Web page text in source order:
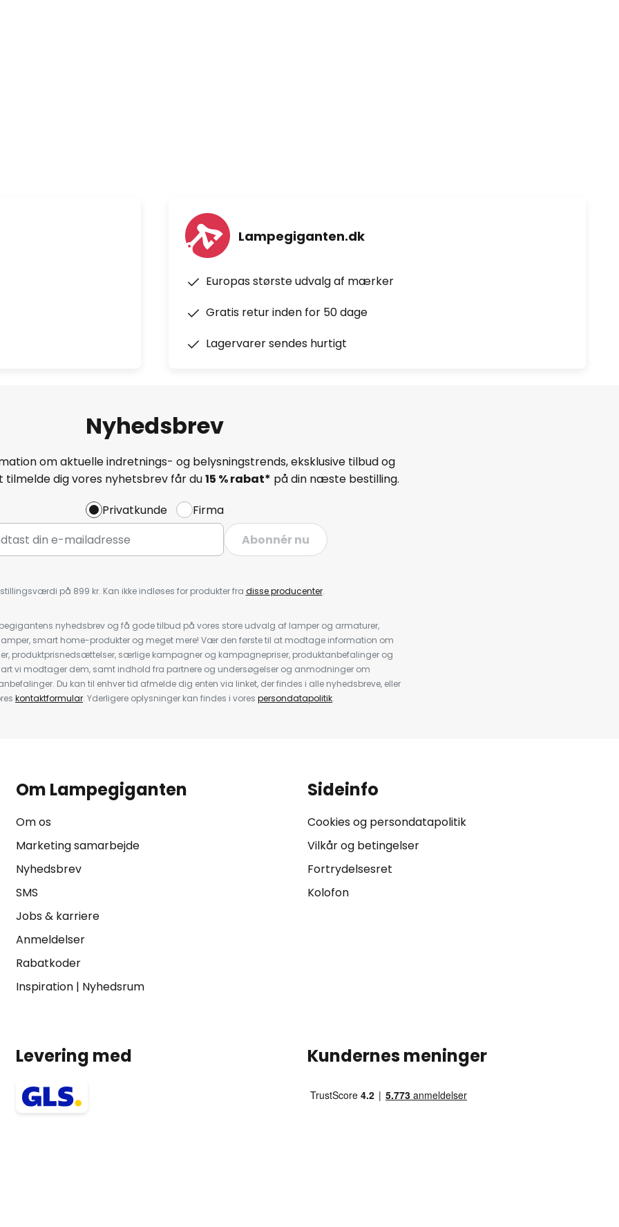
Lampegiganten.dk
Europas største udvalg af mærker
Gratis retur inden for 50 dage
Lagervarer sendes hurtigt
Nyhedsbrev
om aktuelle indretnings- og belysningstrends, eksklusive tilbud og
dig vores nyhetsbrev får du15 % rabat* på din næste bestilling.
Privatkunde
Firma
Abonnér nu
på 899 kr. Kan ikke indløses for produkter fra disse producenter.
nyhedsbrev og få gode tilbud på vores store udvalg af lamper og armaturer,
smart home-produkter og meget mere! Vær den første til at modtage information om
produktprisnedsættelser, særlige kampagner og kampagnepriser, produktanbefalinger og
vi modtager dem, samt indhold fra partnere og undersøgelser og anmodninger om
Du kan til enhver tid afmelde dig enten via linket, der findes i alle nyhedsbreve, eller
kontaktformular. Yderligere oplysninger kan findes i vores persondatapolitik.
Om Lampegiganten
Om os
Marketing samarbejde
Nyhedsbrev
SMS
Jobs & karriere
Anmeldelser
Rabatkoder
Inspiration| Nyhedsrum
Sideinfo
Cookies og persondatapolitik
Vilkår og betingelser
Fortrydelsesret
Kolofon
Levering med Kundernes meninger